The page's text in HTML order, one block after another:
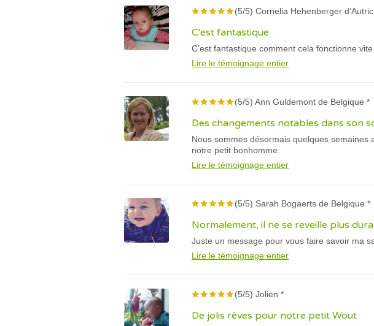
(5/5) Cornelia Hehenberger
C'est fantastique
C’est fantastique comment cela fonctionne
Lire le témoignage entier
(5/5) Ann Guldemont de Belgique *
Des changements notables dans son
Nous sommes désormais quelques
notre petit bonhomme.
Lire le témoignage entier
(5/5) Sarah Bogaerts de Belgique *
Normalement, il ne se reveille plus
Juste un message pour vous faire savoir ma
Lire le témoignage entier
(5/5) Jolien *
De jolis rêves pour notre petit Wout